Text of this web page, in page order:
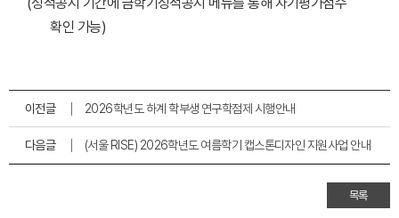
확인 가능)
이전글 2026학년도 하계 학부생 연구학점제 시행안내
다음글 (서울 RISE) 2026학년도 여름학기 캡스톤디자인 지원사업 안내
목록